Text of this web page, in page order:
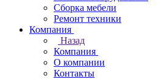
Сборка мебели
Ремонт техники
Компания
Назад
Компания
О компании
Контакты